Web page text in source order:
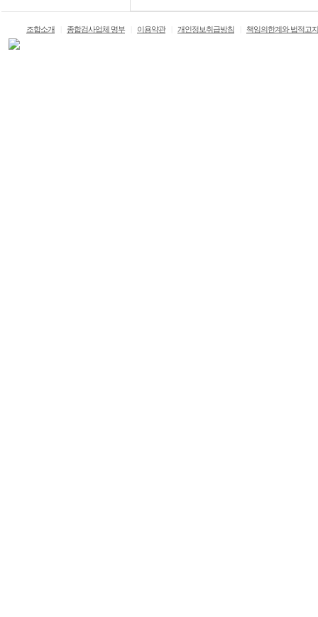
조합소개 종합검사업체 명부 이용약관 개인정보취급방침 책임의한계와 법적고지